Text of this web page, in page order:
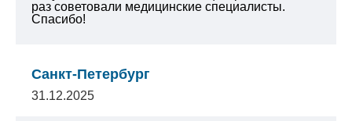
раз советовали медицинские специалисты.
Спасибо!
Санкт-Петербург
31.12.2025